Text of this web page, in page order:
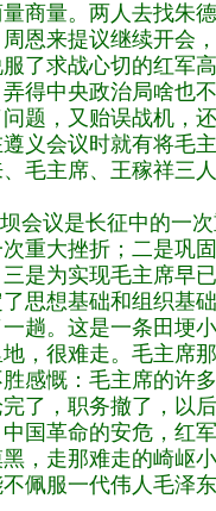
商量。两人去找朱
恩来提议继续开会
了求战心切的红军
得中央政治局啥也
题，又贻误战机，
义会议时就有将毛
毛主席、王稼祥三
议是长征中的一次
重大挫折；二是巩
是为实现毛主席早
思想基础和组织基
趟。这是一条田埂
，很难走。毛主席
感慨：毛主席的许
了，职务撤了，以
国革命的安危，红
，走那难走的崎岖
佩服一代伟人毛泽东